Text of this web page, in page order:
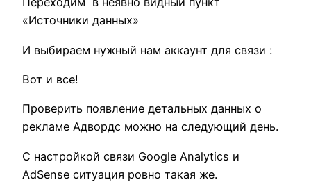
«Источники данных»
И выбираем нужный нам аккаунт для связи :
Вот и все!
Проверить появление детальных данных о
рекламе Адвордс можно на следующий день.
С настройкой связи Google Analytics и
AdSense ситуация ровно такая же.